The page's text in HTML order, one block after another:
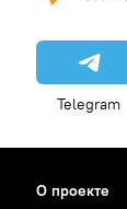
Telegram
О проекте